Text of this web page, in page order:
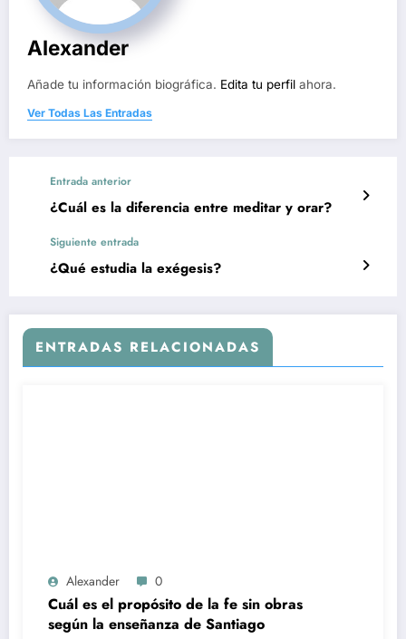
Alexander
Añade tu información biográfica. Edita tu perfil ahora.
Ver Todas Las Entradas
Entrada anterior
¿Cuál es la diferencia entre meditar y orar?
Siguiente entrada
¿Qué estudia la exégesis?
ENTRADAS RELACIONADAS
Alexander 0
Cuál es el propósito de la fe sin obras
según la enseñanza de Santiago